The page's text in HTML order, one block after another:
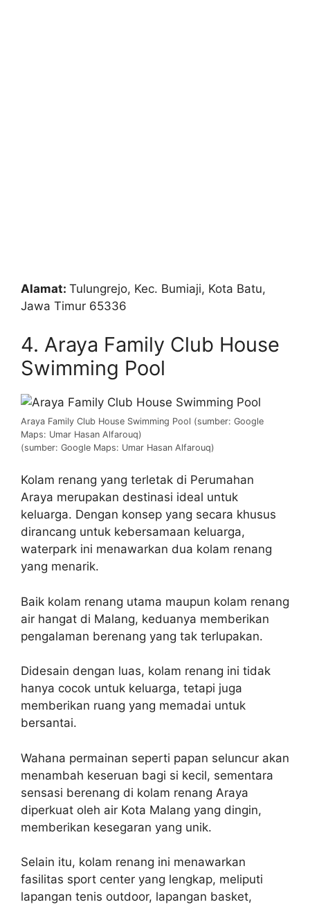
Alamat: Tulungrejo, Kec. Bumiaji, Kota Batu,
Jawa Timur 65336
4. Araya Family Club House
Swimming Pool
Araya Family Club House Swimming Pool (sumber: Google
Maps: Umar Hasan Alfarouq)
(sumber: Google Maps: Umar Hasan Alfarouq)
Kolam renang yang terletak di Perumahan
Araya merupakan destinasi ideal untuk
keluarga. Dengan konsep yang secara khusus
dirancang untuk kebersamaan keluarga,
waterpark ini menawarkan dua kolam renang
yang menarik.
Baik kolam renang utama maupun kolam renang
air hangat di Malang, keduanya memberikan
pengalaman berenang yang tak terlupakan.
Didesain dengan luas, kolam renang ini tidak
hanya cocok untuk keluarga, tetapi juga
memberikan ruang yang memadai untuk
bersantai.
Wahana permainan seperti papan seluncur akan
menambah keseruan bagi si kecil, sementara
sensasi berenang di kolam renang Araya
diperkuat oleh air Kota Malang yang dingin,
memberikan kesegaran yang unik.
Selain itu, kolam renang ini menawarkan
fasilitas sport center yang lengkap, meliputi
lapangan tenis outdoor, lapangan basket,